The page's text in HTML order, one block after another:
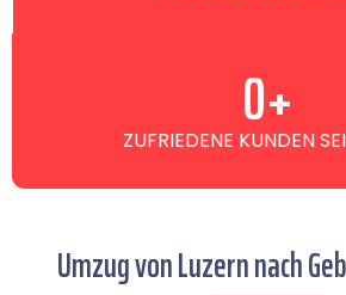
ZUFRIEDENE KUNDEN
0+
Umzug von Luzern nach